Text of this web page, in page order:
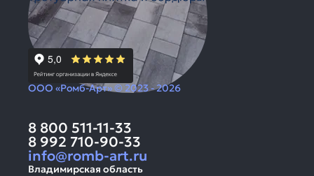
ООО «Ромб-Арт» © 2023 - 2026
8 800 511-11-33
8 992 710-90-33
info@romb-art.ru
Владимирская область